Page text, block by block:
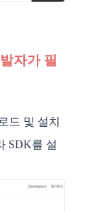
발자가 필
드 및 설치
SDK를 설